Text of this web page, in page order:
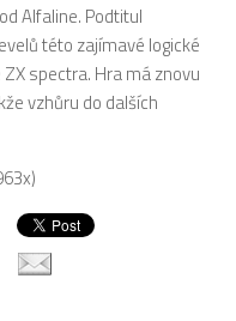
Alfaline. Podtitul
této zajímavé logické
spectra. Hra má znovu
vzhůru do dalších